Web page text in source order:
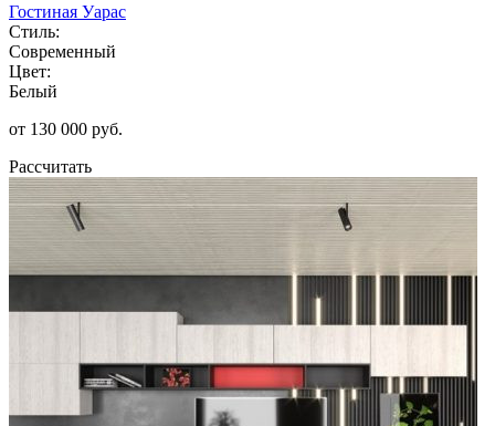
Гостиная Уарас
Стиль:
Современный
Цвет:
Белый
от 130 000 руб.
Рассчитать